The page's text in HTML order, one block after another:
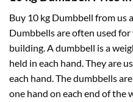
Buy 10 kg Dumbbell from us
Dumbbells are often used
building. A dumbbell is a
held in each hand. They are
each hand. The dumbbells
one hand on each end of the